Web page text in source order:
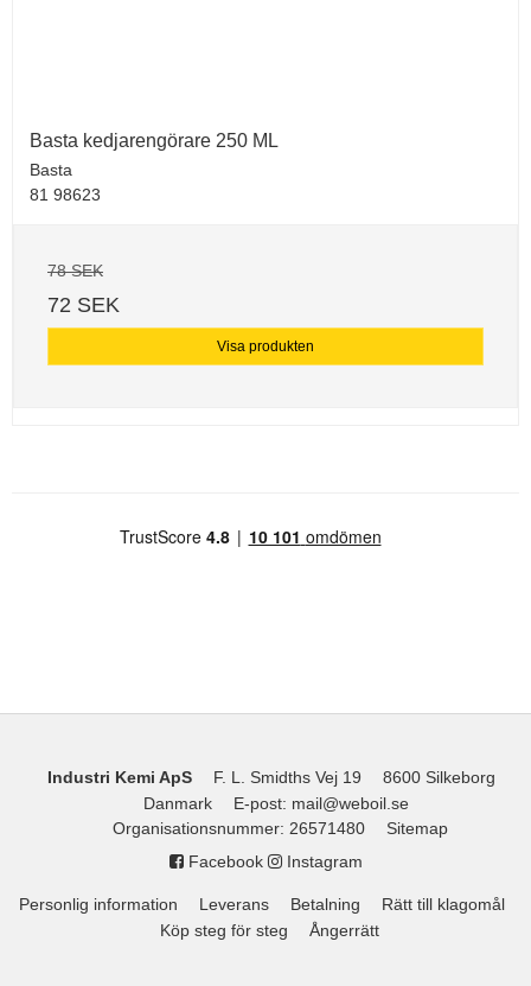
Basta kedjarengörare 250 ML
Basta
81 98623
78 SEK
72 SEK
Visa produkten
Industri Kemi ApS F. L. Smidths Vej 19
8600 Silkeborg
Danmark
E-post: mail@weboil.se
Organisationsnummer: 26571480
Sitemap
Facebook
Instagram
Personlig information Leverans Betalning
Rätt till klagomål
Köp steg för steg
Ångerrätt